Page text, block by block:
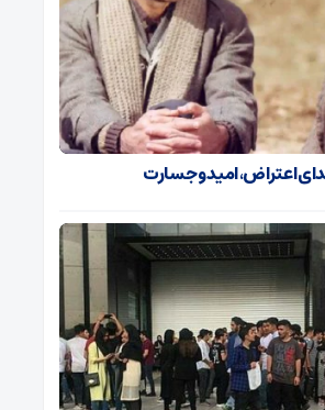
اعتراض، امید و جسارت